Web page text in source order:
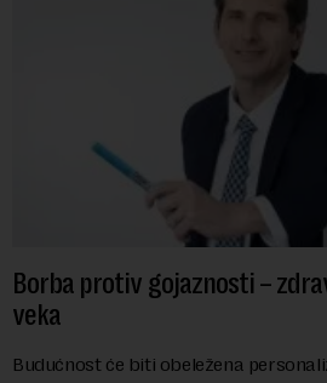
Borba protiv gojaznosti –
veka
Budućnost će biti obeležena